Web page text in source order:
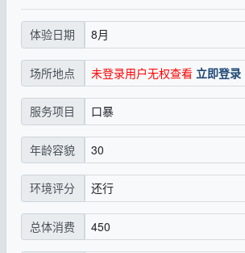
体验日期 8月
场所地点 未登录用户无权查看 立即登录
服务项目 口暴
年龄容貌 30
环境评分 还行
总体消费 450